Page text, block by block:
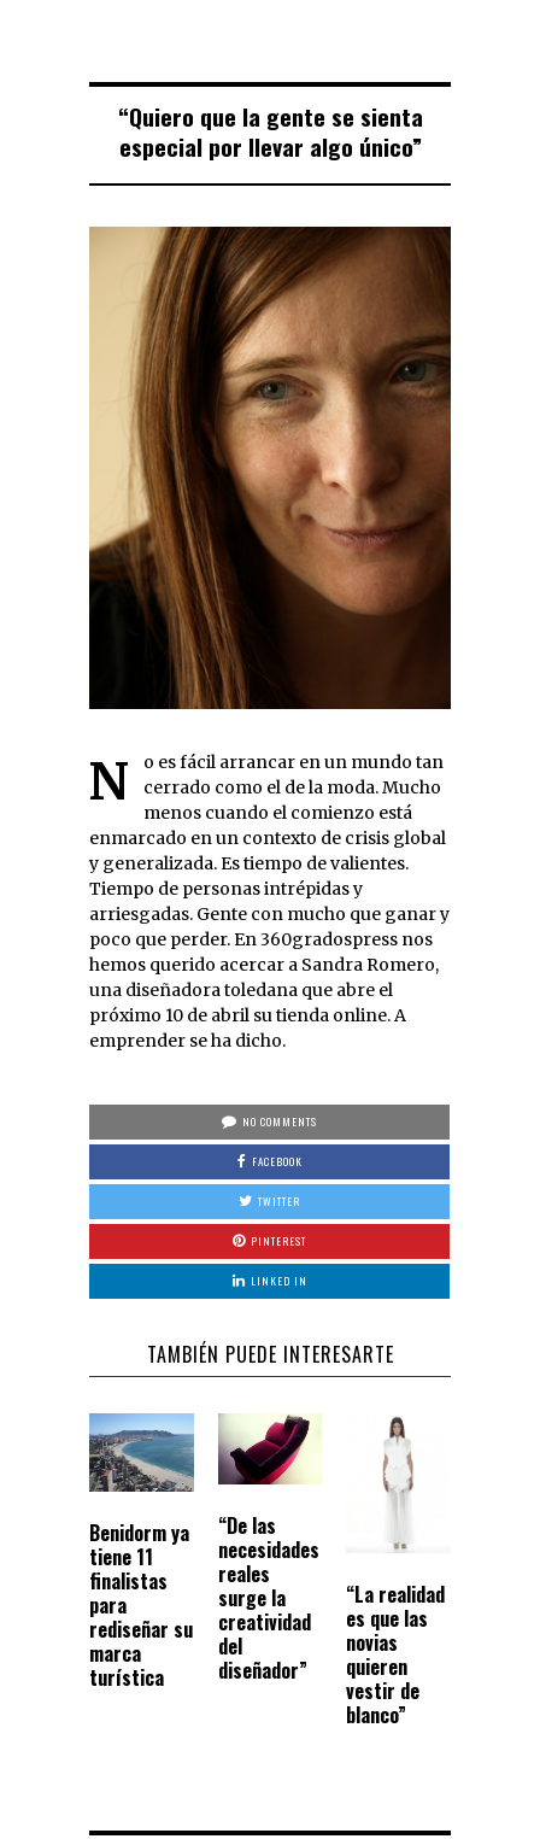
“Quiero que la gente se sienta
especial por llevar algo único”
No es fácil arrancar en un mundo tan
cerrado como el de la moda. Mucho
menos cuando el comienzo está
enmarcado en un contexto de crisis global
y generalizada. Es tiempo de valientes.
Tiempo de personas intrépidas y
arriesgadas. Gente con mucho que ganar y
poco que perder. En 360gradospress nos
hemos querido acercar a Sandra Romero,
una diseñadora toledana que abre el
próximo 10 de abril su tienda online. A
emprender se ha dicho.
NO COMMENTS
FACEBOOK
TWITTER
PINTEREST
LINKED IN
TAMBIÉN PUEDE INTERESARTE
Benidorm ya
tiene 11
finalistas
para
rediseñar su
marca
turística
“De las
necesidades
reales
surge la
creatividad
del
diseñador”
“La realidad
es que las
novias
quieren
vestir de
blanco”